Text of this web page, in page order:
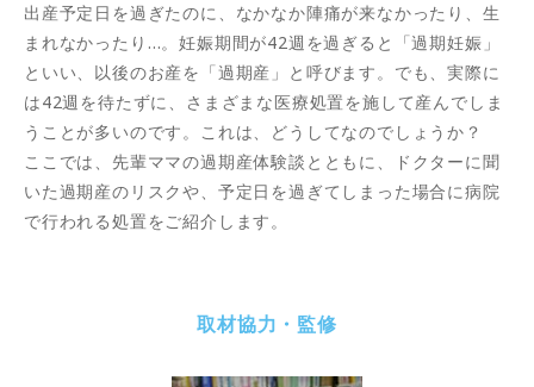
出産予定日を過ぎたのに、なかなか陣痛が来なかったり、生
まれなかったり…。妊娠期間が42週を過ぎると「過期妊娠」
といい、以後のお産を「過期産」と呼びます。でも、実際に
は42週を待たずに、さまざまな医療処置を施して産んでしま
うことが多いのです。これは、どうしてなのでしょうか？
ここでは、先輩ママの過期産体験談とともに、ドクターに聞
いた過期産のリスクや、予定日を過ぎてしまった場合に病院
で行われる処置をご紹介します。
取材協力・監修